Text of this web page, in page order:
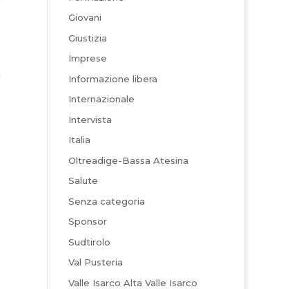
Giovani
Giustizia
Imprese
Informazione libera
Internazionale
Intervista
Italia
Oltreadige-Bassa Atesina
Salute
Senza categoria
Sponsor
Sudtirolo
Val Pusteria
Valle Isarco Alta Valle Isarco